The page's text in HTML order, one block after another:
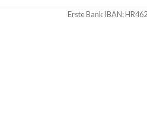
Erste Bank IBAN: